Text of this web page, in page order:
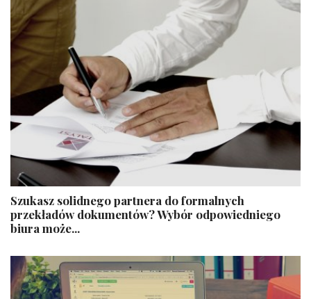
Szukasz solidnego partnera do formalnych
przekładów dokumentów? Wybór odpowiedniego
biura może...